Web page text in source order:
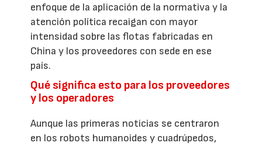
enfoque de la aplicación de la normativa y la
atención política recaigan con mayor
intensidad sobre las flotas fabricadas en
China y los proveedores con sede en ese
país.
Qué significa esto para los proveedores
y los operadores
Aunque las primeras noticias se centraron
en los robots humanoides y cuadrúpedos,